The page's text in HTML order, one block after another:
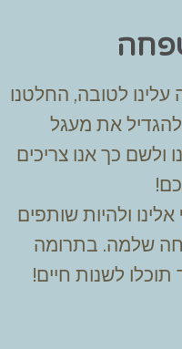
לטובה, החלטנו
את מעגל
ולשם כך אנו צריכים
ולהיות שותפים
שלמה. בתרומה